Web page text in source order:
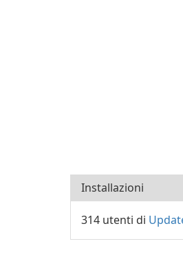
Installazioni
314 utenti di